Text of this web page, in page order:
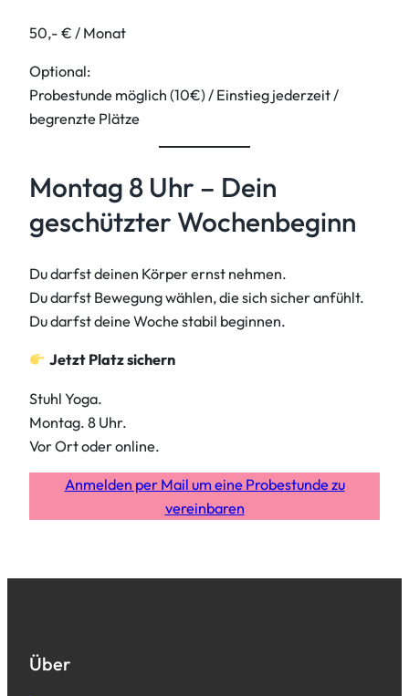
50,- € / Monat
Optional:
Probestunde möglich (10€) / Einstieg jederzeit /
begrenzte Plätze
Montag 8 Uhr – Dein
geschützter Wochenbeginn
Du darfst deinen Körper ernst nehmen.
Du darfst Bewegung wählen, die sich sicher anfühlt.
Du darfst deine Woche stabil beginnen.
Jetzt Platz sichern
Stuhl Yoga.
Montag. 8 Uhr.
Vor Ort oder online.
Anmelden per Mail um eine Probestunde zu
vereinbaren
Über